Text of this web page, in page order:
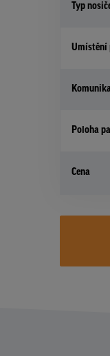
Typ
Umístění
Poloha
Cena